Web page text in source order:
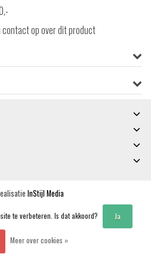
contact op over dit product
InStijl Media
te verbeteren. Is dat akkoord? Ja
Meer over cookies »